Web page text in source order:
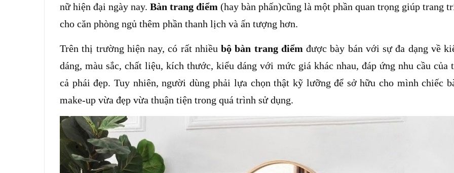
nữ hiện đại ngày nay. Bàn trang điểm (hay bàn phấn)cũng là một phần quan trọng giúp trang
cho căn phòng ngủ thêm phần thanh lịch và ấn tượng hơn.
Trên thị trường hiện nay, có rất nhiều bộ bàn trang điểm được bày bán với sự đa dạng về
dáng, màu sắc, chất liệu, kích thước, kiểu dáng với mức giá khác nhau, đáp ứng nhu cầu của
cả phái đẹp. Tuy nhiên, người dùng phải lựa chọn thật kỹ lưỡng để sở hữu cho mình chiếc
make-up vừa đẹp vừa thuận tiện trong quá trình sử dụng.